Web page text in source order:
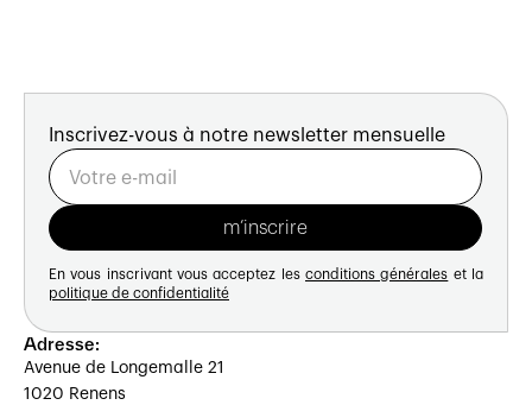
Inscrivez-vous à notre newsletter mensuelle
En vous inscrivant vous acceptez les conditions générales et la
politique de confidentialité
Adresse:
Avenue de Longemalle 21
1020 Renens